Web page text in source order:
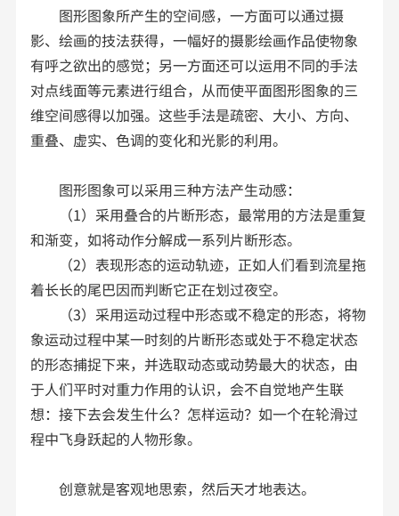
图形图象所产生的空间感，一方面可以通过摄
影、绘画的技法获得，一幅好的摄影绘画作品使物象
有呼之欲出的感觉；另一方面还可以运用不同的手法
对点线面等元素进行组合，从而使平面图形图象的三
维空间感得以加强。这些手法是疏密、大小、方向、
重叠、虚实、色调的变化和光影的利用。
图形图象可以采用三种方法产生动感：
（1）采用叠合的片断形态，最常用的方法是重复
和渐变，如将动作分解成一系列片断形态。
（2）表现形态的运动轨迹，正如人们看到流星拖
着长长的尾巴因而判断它正在划过夜空。
（3）采用运动过程中形态或不稳定的形态，将物
象运动过程中某一时刻的片断形态或处于不稳定状态
的形态捕捉下来，并选取动态或动势最大的状态，由
于人们平时对重力作用的认识，会不自觉地产生联
想：接下去会发生什么？怎样运动？如一个在轮滑过
程中飞身跃起的人物形象。
创意就是客观地思索，然后天才地表达。